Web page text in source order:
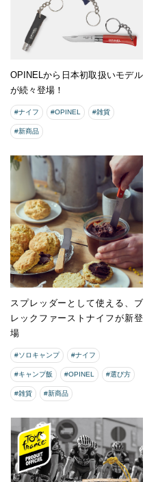
OPINELから日本初取扱いモデル
が続々登場！
#ナイフ #OPINEL #雑貨
#新商品
スプレッダーとして使える、ブ
レックファーストナイフが新登
場
#ソロキャンプ #ナイフ
#キャンプ飯 #OPINEL #選び方
#雑貨 #新商品